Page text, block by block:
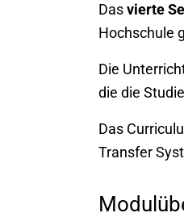
Dasvierte
Hochschule
Die
die die
Das
Transfer